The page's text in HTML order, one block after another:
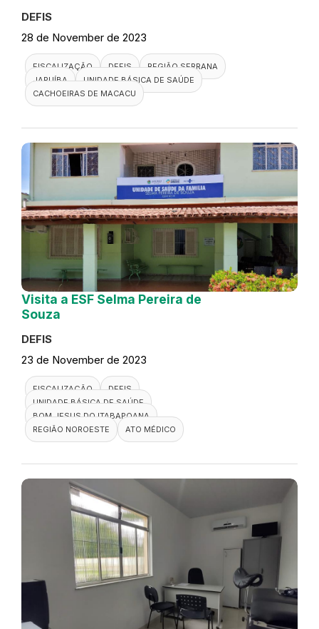
DEFIS
28 de November de 2023
FISCALIZAÇÃO DEFIS
REGIÃO SERRANA
JAPUÍBA
UNIDADE BÁSICA DE SAÚDE
CACHOEIRAS DE MACACU
Visita a ESF Selma Pereira de
Souza
DEFIS
23 de November de 2023
FISCALIZAÇÃO
DEFIS
UNIDADE BÁSICA DE SAÚDE
BOM JESUS DO ITABAPOANA
REGIÃO NOROESTE
ATO MÉDICO